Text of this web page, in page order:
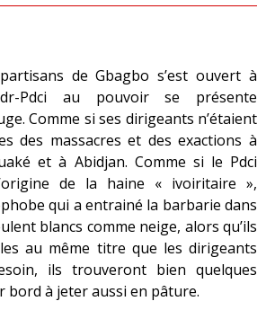
de Gbagbo s’est ouvert à
Pdci au pouvoir se présente
Comme si ses dirigeants n’étaient
des massacres et des exactions à
et à Abidjan. Comme si le Pdci
de la haine « ivoiritaire »,
qui a entrainé la barbarie dans
blancs comme neige, alors qu’ils
au même titre que les dirigeants
ils trouveront bien quelques
bord à jeter aussi en pâture.